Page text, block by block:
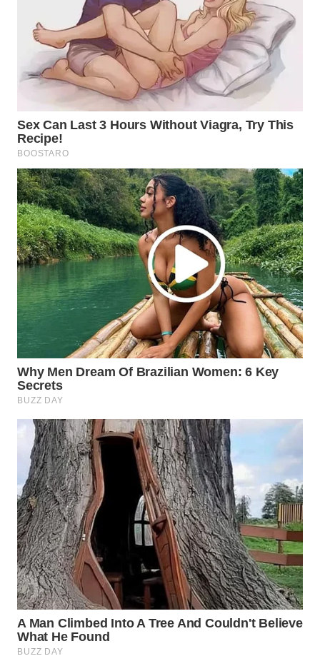
MAJALENGKA
WN
WN
SUKABUMI
WN
PURWAKARTA
WN
PRIANGAN
TIMUR
WN
SEMARANG
WN
SOLO
BOROBUDUR
WN
MADURA
WN
SURABAYA
WN
NATUNA
WN
BINTAN